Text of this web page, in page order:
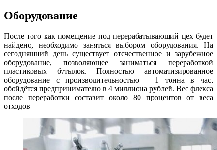
Оборудование
После того как помещение под перерабатывающий цех будет
найдено, необходимо заняться выбором оборудования. На
сегодняшний день существует отечественное и зарубежное
оборудование, позволяющее заниматься переработкой
пластиковых бутылок. Полностью автоматизированное
оборудование с производительностью – 1 тонна в час,
обойдётся предпринимателю в 4 миллиона рублей. Вес флекса
после переработки составит около 80 процентов от веса
отходов.